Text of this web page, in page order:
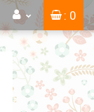
: 0